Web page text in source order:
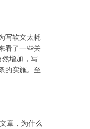
写软文太耗
看了一些关
增加，写
的实施。至
章，为什么